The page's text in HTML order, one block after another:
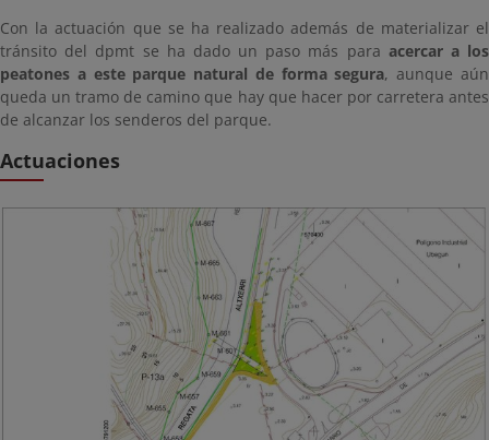
Con la actuación que se ha realizado además de materializar el
tránsito del dpmt se ha dado un paso más para acercar a los
peatones a este parque natural de forma segura, aunque aún
queda un tramo de camino que hay que hacer por carretera antes
de alcanzar los senderos del parque.
Actuaciones